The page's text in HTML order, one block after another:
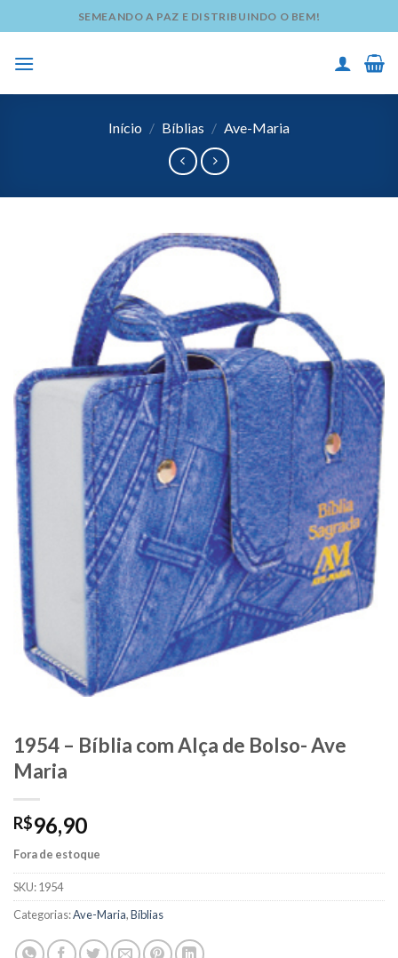
to
content
SEMEANDO A PAZ E DISTRIBUINDO O BEM!
Início / Bíblias / Ave-Maria
1954 – Bíblia com Alça de Bolso- Ave
Maria
R$96,90
Fora de estoque
SKU:1954
Categorias:Ave-Maria,Bíblias